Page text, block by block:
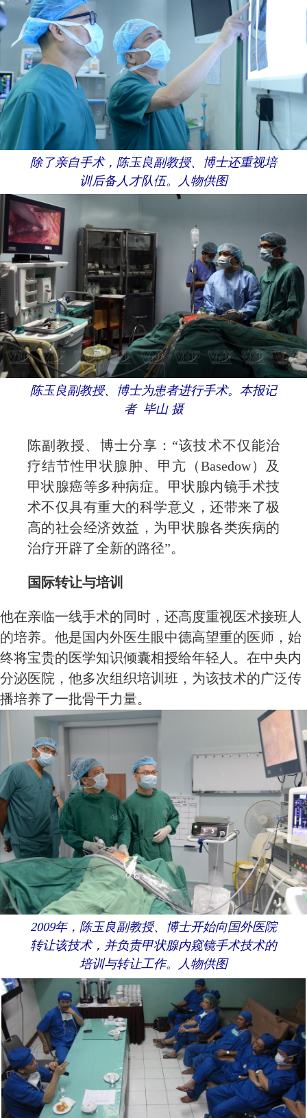
除了亲自手术，陈玉良副教授、博士还重视培
训后备人才队伍。人物供图
陈玉良副教授、博士为患者进行手术。本报记
者 毕山 摄
陈副教授、博士分享：“该技术不仅能治
疗结节性甲状腺肿、甲亢（Basedow）及
甲状腺癌等多种病症。甲状腺内镜手术技
术不仅具有重大的科学意义，还带来了极
高的社会经济效益，为甲状腺各类疾病的
治疗开辟了全新的路径”。
国际转让与培训
他在亲临一线手术的同时，还高度重视医术接班人
的培养。他是国内外医生眼中德高望重的医师，始
终将宝贵的医学知识倾囊相授给年轻人。在中央内
分泌医院，他多次组织培训班，为该技术的广泛传
播培养了一批骨干力量。
2009年，陈玉良副教授、博士开始向国外医院
转让该技术，并负责甲状腺内窥镜手术技术的
培训与转让工作。人物供图